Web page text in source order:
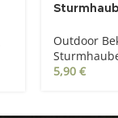
Outdoor
5,90 €